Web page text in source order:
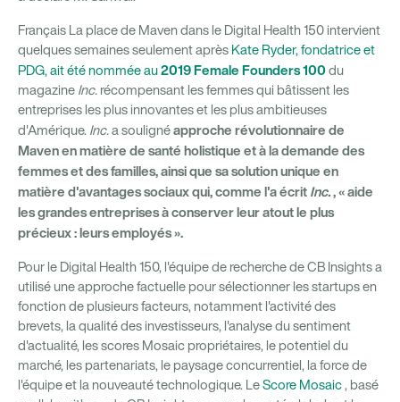
Français La place de Maven dans le Digital Health 150 intervient
quelques semaines seulement après Kate Ryder, fondatrice et
PDG, ait été nommée au2019 Female Founders 100du
magazine Inc. récompensant les femmes qui bâtissent les
entreprises les plus innovantes et les plus ambitieuses
d'Amérique. Inc.a soulignéapproche révolutionnaire de
Maven en matière de santé holistique et à la demande des
femmes et des familles, ainsi que sa solution unique en
matière d'avantages sociaux qui, comme l'a écritInc., « aide
les grandes entreprises à conserver leur atout le plus
précieux : leurs employés ».
Pour le Digital Health 150, l'équipe de recherche de CB Insights a
utilisé une approche factuelle pour sélectionner les startups en
fonction de plusieurs facteurs, notamment l'activité des
brevets, la qualité des investisseurs, l'analyse du sentiment
d'actualité, les scores Mosaic propriétaires, le potentiel du
marché, les partenariats, le paysage concurrentiel, la force de
l'équipe et la nouveauté technologique. LeScore Mosaic, basé